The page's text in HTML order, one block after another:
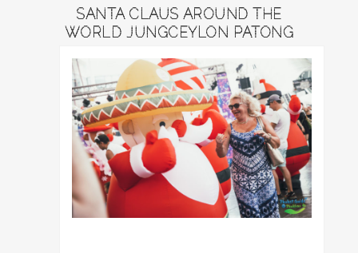
SANTA CLAUS AROUND THE
WORLD JUNGCEYLON PATONG